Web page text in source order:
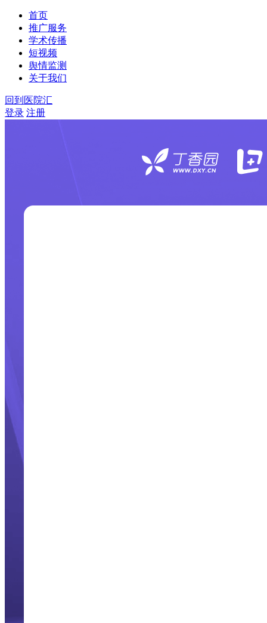
首页
推广服务
学术传播
短视频
舆情监测
关于我们
回到医院汇
登录 注册